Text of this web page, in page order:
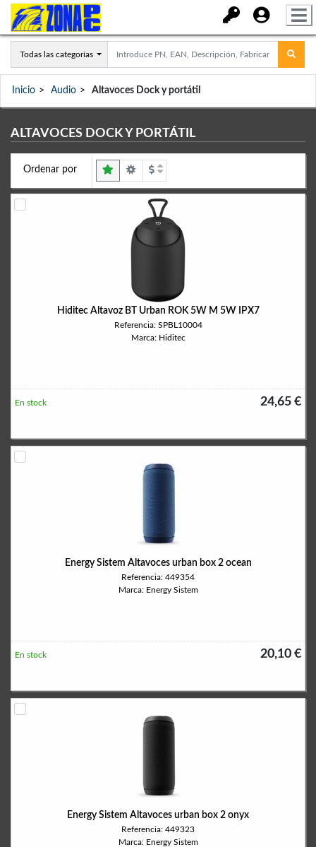
Todas las categorías
Inicio Audio Altavoces Dock y portátil
ALTAVOCES DOCK Y PORTÁTIL
Ordenar por
Hiditec Altavoz BT Urban ROK 5W M 5W IPX7
Referencia: SPBL10004
Marca: Hiditec
24,65 €
En stock
Energy Sistem Altavoces urban box 2 ocean
Referencia: 449354
Marca: Energy Sistem
20,10 €
En stock
Energy Sistem Altavoces urban box 2 onyx
Referencia: 449323
Marca: Energy Sistem